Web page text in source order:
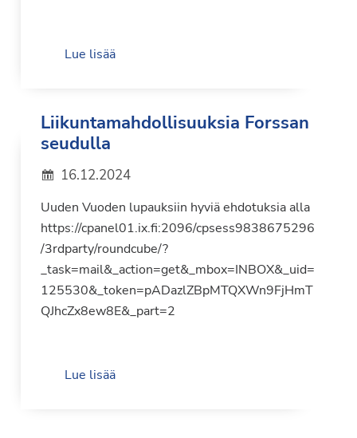
Lue lisää
Liikuntamahdollisuuksia Forssan
seudulla
16.12.2024
Uuden Vuoden lupauksiin hyviä ehdotuksia alla
https://cpanel01.ix.fi:2096/cpsess9838675296
/3rdparty/roundcube/?
_task=mail&_action=get&_mbox=INBOX&_uid=
125530&_token=pADazlZBpMTQXWn9FjHmT
QJhcZx8ew8E&_part=2
Lue lisää